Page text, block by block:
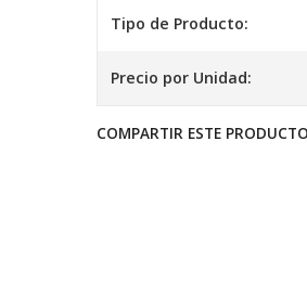
Tipo de Producto:
Precio por Unidad:
COMPARTIR ESTE PRODUCTO